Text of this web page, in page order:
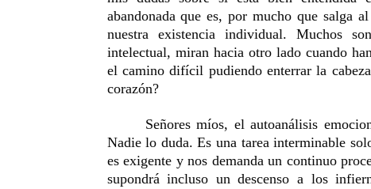
abandonada que es, por mucho que salga
nuestra existencia individual. Muchos
intelectual, miran hacia otro lado cuando
el camino difícil pudiendo enterrar la
corazón?
Señores míos, el autoanálisis
Nadie lo duda. Es una tarea interminable
es exigente y nos demanda un continuo
supondrá incluso un descenso a los